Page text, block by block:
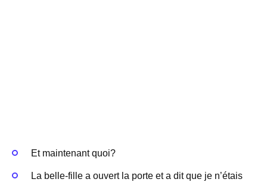
Et maintenant quoi?
La belle-fille a ouvert la porte et a dit que je n’étais